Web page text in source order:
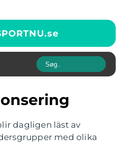
se
dagligen läst av
med olika